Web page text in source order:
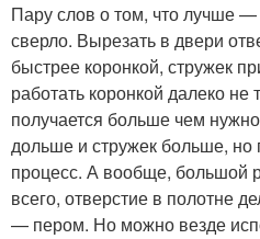
Пару слов о том, что лучше
сверло. Вырезать в двери
быстрее коронкой, стружек
работать коронкой далеко не
получается больше чем
дольше и стружек больше, но
процесс. А вообще, большой
всего, отверстие в полотне
— пером. Но можно везде